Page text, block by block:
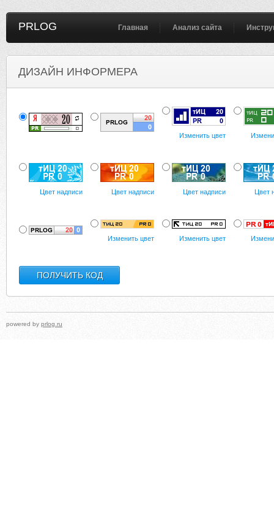
PRLOG Главная Анализ сайта
ДИЗАЙН ИНФОРМЕРА
Изменить цвет
Цвет надписи Цвет надписи Цвет надписи Цвет
Изменить цвет Изменить цвет
powered by prlog.ru